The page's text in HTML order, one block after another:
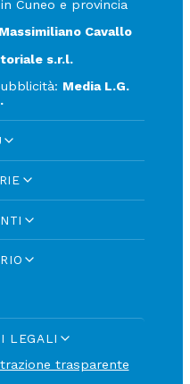
Cuneo e provincia
Massimiliano Cavallo
s.r.l.
Media L.G.
LEGALI
trasparente